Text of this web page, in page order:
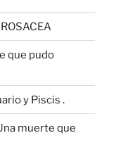
que pudo
y Piscis .
muerte que